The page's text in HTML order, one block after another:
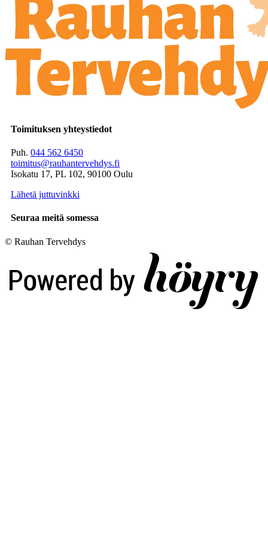
Toimituksen yhteystiedot
Puh. 044 562 6450
toimitus@rauhantervehdys.fi
Isokatu 17, PL 102, 90100 Oulu
Lähetä juttuvinkki
Seuraa meitä somessa
© Rauhan Tervehdys